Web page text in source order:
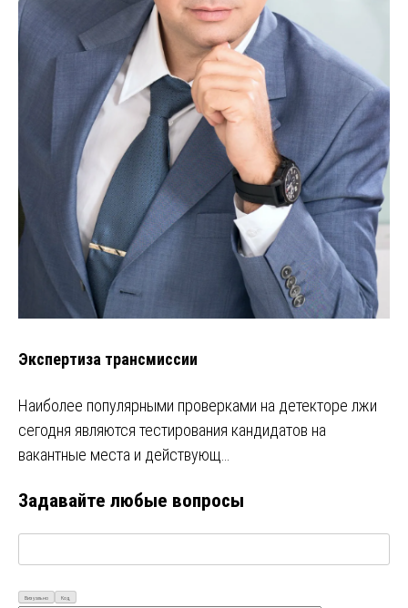
Экспертиза трансмиссии
Наиболее популярными проверками на детекторе лжи
сегодня являются тестирования кандидатов на
вакантные места и действующ…
Задавайте любые вопросы
Визуально Код